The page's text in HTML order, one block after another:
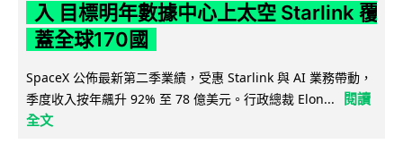
入 目標明年數據中心上太空 Starlink 覆
蓋全球170國
SpaceX 公佈最新第二季業績，受惠 Starlink 與 AI 業務帶動，
季度收入按年飆升 92% 至 78 億美元。行政總裁 Elon...
閱讀
全文